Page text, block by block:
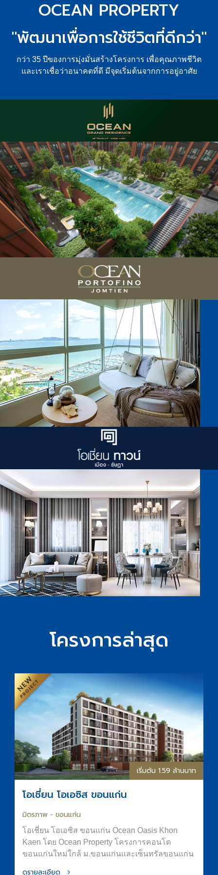
OCEAN PROPERTY
"พัฒนาเพื่อการใช้ชีวิตที่ดีกว่า"
กว่า 35 ปีของการมุ่งมั่นสร้างโครงการ เพื่อคุณภาพชีวิต
และเราเชื่อว่าอนาคตที่ดี มีจุดเริ่มต้นจากการอยู่อาศัย
โครงการล่าสุด
เริ่มต้น 1.59 ล้านบาท
โอเชี่ยน โอเอซิส ขอนแก่น
มิตรภาพ - ขอนแก่น
โอเชี่ยน โอเอซิส ขอนแก่น Ocean Oasis Khon
Kaen โดย Ocean Property โครงการคอนโด
ขอนแก่นใหม่ใกล้ ม.ขอนแก่นและเซ็นทรัลขอนแก่น
ดูรายละเอียด